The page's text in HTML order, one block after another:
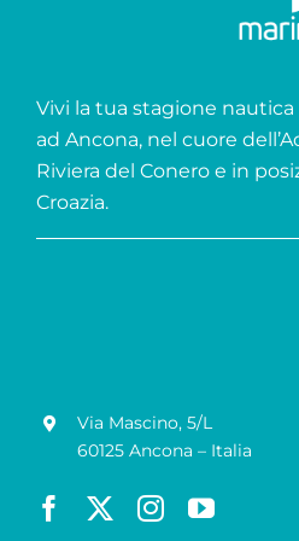
Vivi la tua stagione
ad Ancona, nel cuore
Riviera del Conero e in
Croazia.
Via Mascino, 5/L
60125 Ancona – Italia